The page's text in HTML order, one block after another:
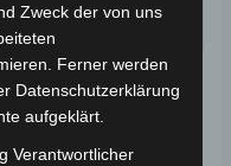
Scooter VSM.
Funktionalität
zum
Zweck der von uns
Ferner werden
Datenschutzerklärung
aufgeklärt.
Verantwortlicher